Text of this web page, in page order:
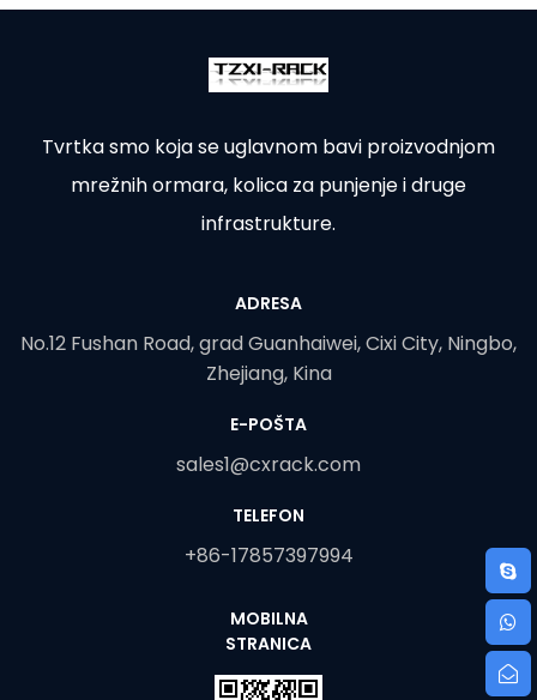
Tvrtka smo koja se uglavnom bavi proizvodnjom
mrežnih ormara, kolica za punjenje i druge
infrastrukture.
ADRESA
No.12 Fushan Road, grad Guanhaiwei, Cixi City, Ningbo,
Zhejiang, Kina
E-POŠTA
sales1@cxrack.com
TELEFON
+86-17857397994
MOBILNA
STRANICA